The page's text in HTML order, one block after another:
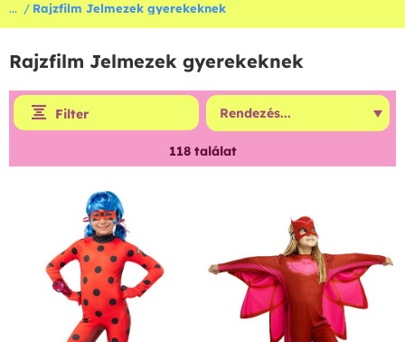
... Rajzfilm Jelmezek gyerekeknek
Rajzfilm Jelmezek gyerekeknek
Filter
118találat